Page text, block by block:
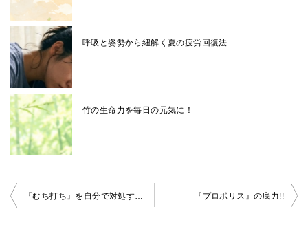
呼吸と姿勢から紐解く夏の疲労回復法
竹の生命力を毎日の元気に！
投
『むち打ち』を自分で対処する方法！ 『プロポリス』の底力!!